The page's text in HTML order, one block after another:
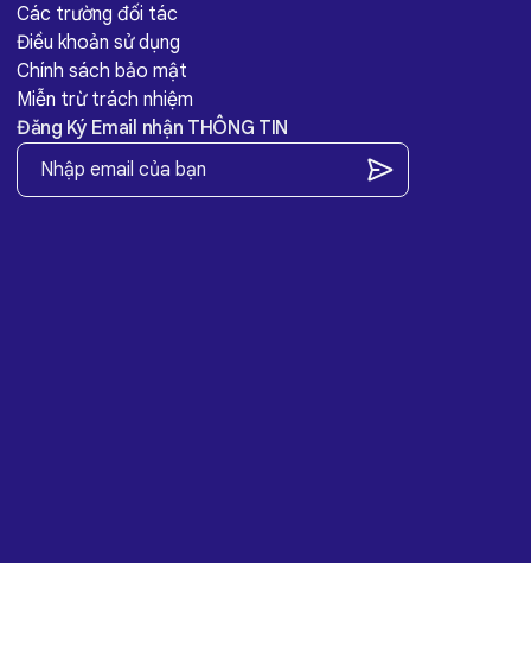
Các trường đối tác
Điều khoản sử dụng
Chính sách bảo mật
Miễn trừ trách nhiệm
Đăng Ký Email nhận THÔNG TIN